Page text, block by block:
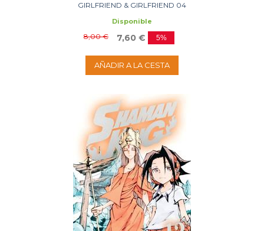
GIRLFRIEND & GIRLFRIEND 04
Disponible
8,00 € 7,60 € 5%
AÑADIR A LA CESTA